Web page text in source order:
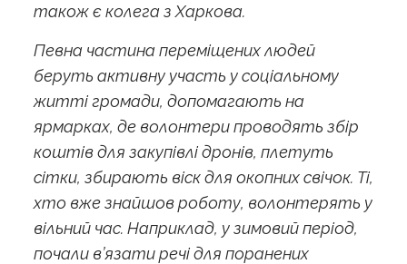
також є колега з Харкова.
Певна частина переміщених людей
беруть активну участь у соціальному
житті громади, допомагають на
ярмарках, де волонтери проводять збір
коштів для закупівлі дронів, плетуть
сітки, збирають віск для окопних свічок. Ті,
хто вже знайшов роботу, волонтерять у
вільний час. Наприклад, у зимовий період,
почали в’язати речі для поранених